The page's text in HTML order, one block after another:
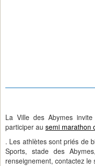
La Ville des Abymes
participer au semi marathon
. Les athlètes sont priés de
Sports, stade des
renseignement, contactez